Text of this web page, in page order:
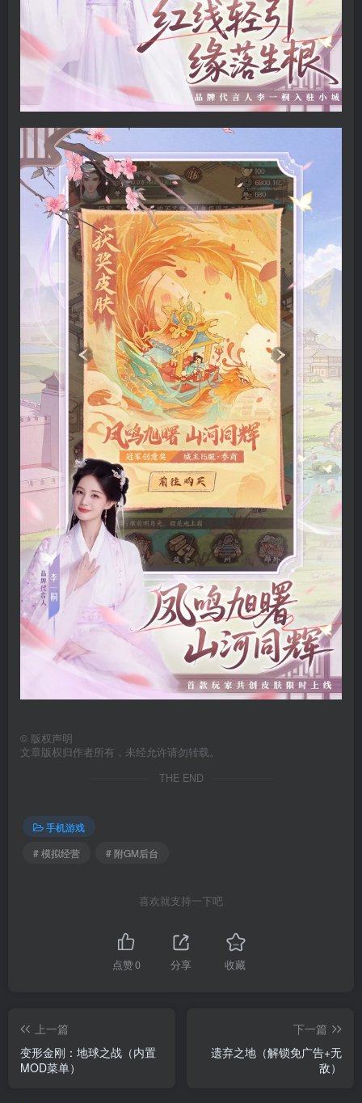
© 版权声明
文章版权归作者所有，未经允许请勿转载。
THE END
手机游戏
# 模拟经营
# 附GM后台
喜欢就支持一下吧
点赞0 分享 收藏
上一篇
变形金刚：地球之战（内置
MOD菜单）
下一篇
遗弃之地（解锁免广告+无
敌）